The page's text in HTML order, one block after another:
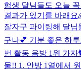
험생 달님들도 오늘
결과가 있기를 바래요
잘자구 파이팅해 달
구나💕 기분 좋은 하
번 활동 음방 1위 가자
물!! 1. 안방 1열에서